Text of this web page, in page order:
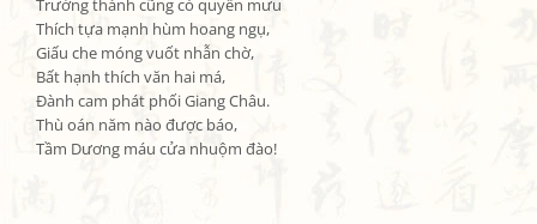
Trưởng thành cũng có quyền mưu
Thích tựa mạnh hùm hoang ngụ,
Giấu che móng vuốt nhẫn chờ,
Bất hạnh thích văn hai má,
Đành cam phát phối Giang Châu.
Thù oán năm nào được báo,
Tầm Dương máu cửa nhuộm đào!